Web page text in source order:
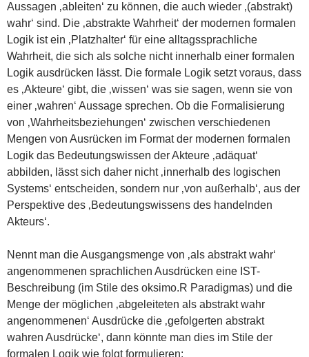
Aussagen ‚ableiten‘ zu können, die auch wieder ‚(abstrakt)
wahr‘ sind. Die ‚abstrakte Wahrheit‘ der modernen formalen
Logik ist ein ‚Platzhalter‘ für eine alltagssprachliche
Wahrheit, die sich als solche nicht innerhalb einer formalen
Logik ausdrücken lässt. Die formale Logik setzt voraus, dass
es ‚Akteure‘ gibt, die ‚wissen‘ was sie sagen, wenn sie von
einer ‚wahren‘ Aussage sprechen. Ob die Formalisierung
von ‚Wahrheitsbeziehungen‘ zwischen verschiedenen
Mengen von Ausrücken im Format der modernen formalen
Logik das Bedeutungswissen der Akteure ‚adäquat‘
abbilden, lässt sich daher nicht ‚innerhalb des logischen
Systems‘ entscheiden, sondern nur ‚von außerhalb‘, aus der
Perspektive des ‚Bedeutungswissens des handelnden
Akteurs‘.
Nennt man die Ausgangsmenge von ‚als abstrakt wahr‘
angenommenen sprachlichen Ausdrücken eine IST-
Beschreibung (im Stile des oksimo.R Paradigmas) und die
Menge der möglichen ‚abgeleiteten als abstrakt wahr
angenommenen‘ Ausdrücke die ‚gefolgerten abstrakt
wahren Ausdrücke‘, dann könnte man dies im Stile der
formalen Logik wie folgt formulieren: